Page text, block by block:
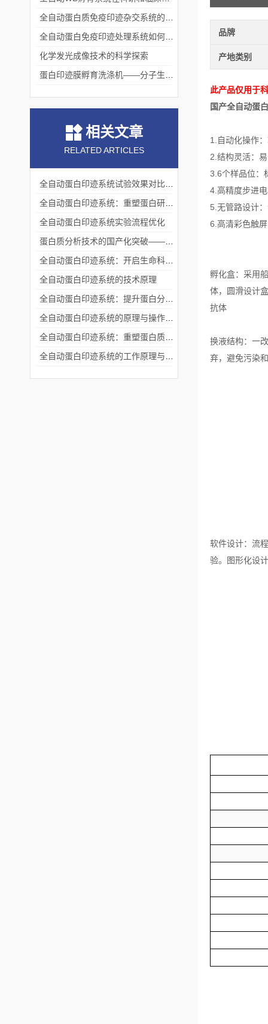
品牌
产地类别
此产品仅用于
国产全自动蛋
1.自动化操作
2.结构灵活：
3.6个样品位：
4.高精度步进
5.无管路设计
6.高清彩色触
孵化盒：采用
体，圆滑设计
抗体
换液结构：一
弃，避免污染
软件设计：流
验。图形化设
化学发光成像技术的科学探索
相关文章
RELATED ARTICLES
全自动蛋白印迹系统实验流程优化
全自动蛋白印迹系统的技术原理